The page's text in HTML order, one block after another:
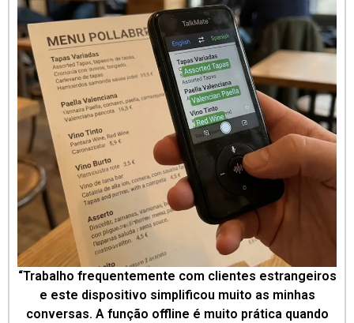
“Trabalho frequentemente com clientes estrangeiros
e este dispositivo simplificou muito as minhas
conversas. A função offline é muito prática quando